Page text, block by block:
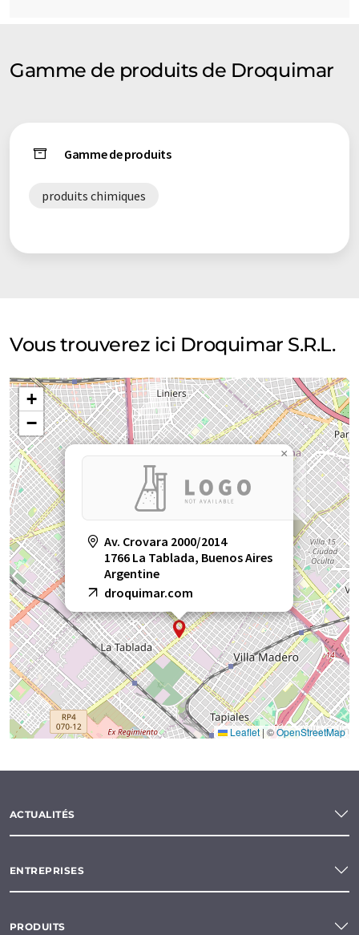
Gamme de produits de Droquimar
Gamme de produits
produits chimiques
Vous trouverez ici Droquimar S.R.L.
Av. Crovara 2000/2014
1766 La Tablada, Buenos Aires
Argentine
droquimar.com
×
+
−
Leaflet |©OpenStreetMap
ACTUALITÉS
ENTREPRISES
PRODUITS